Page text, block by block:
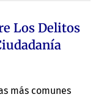
Los Delitos
más comunes